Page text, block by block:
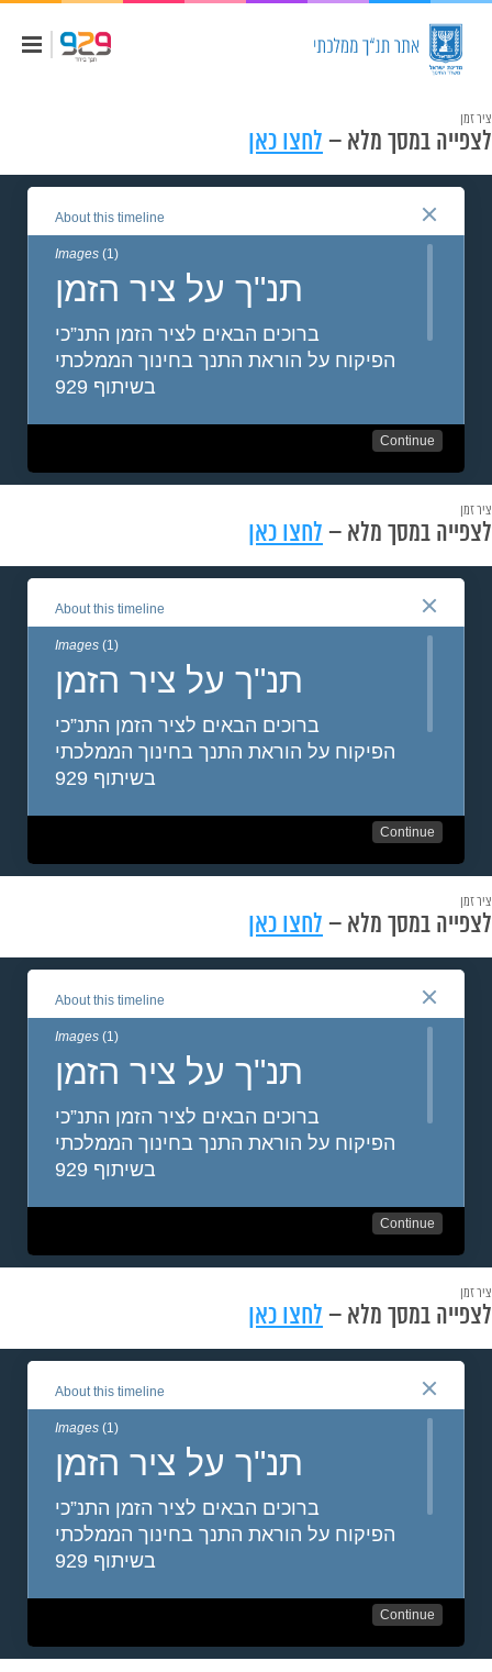
ציר זמן
לצפייה במסך מלא – לחצו כאן
ציר זמן
לצפייה במסך מלא – לחצו כאן
ציר זמן
לצפייה במסך מלא – לחצו כאן
ציר זמן
לצפייה במסך מלא – לחצו כאן